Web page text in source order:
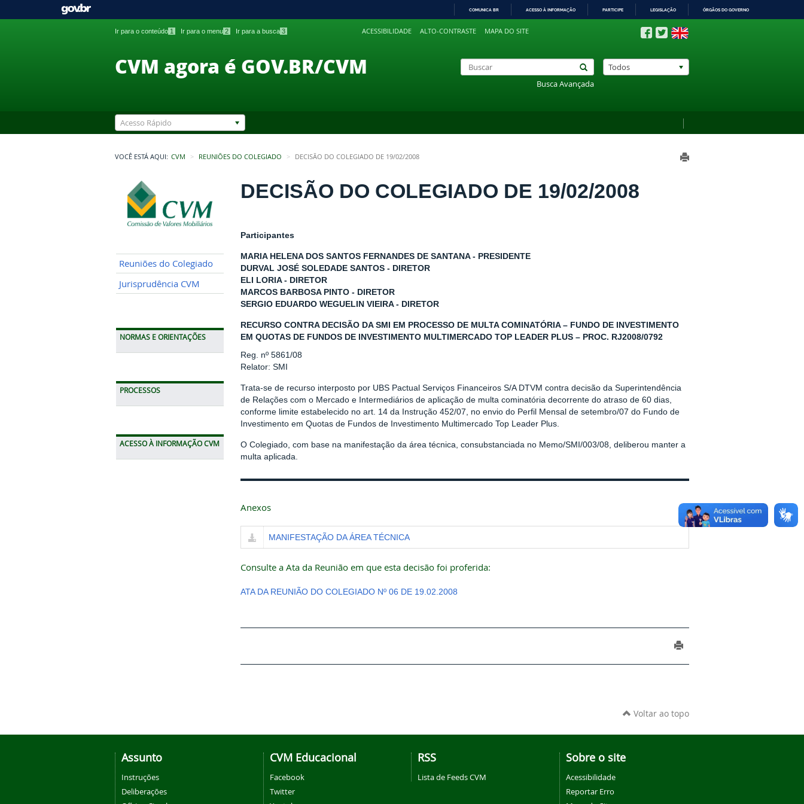
PARA
COMUNICA BR ACESSO À INFORMAÇÃO PARTICIPE LEGISLAÇÃO ÓRGÃOS DO GOVERNO
Ir para o conteúdo 1 Ir para o menu 2 Ir para a busca 3 ACESSIBILIDADE ALTO-CONTRASTE MAPA DO SITE
CVM agora é GOV.BR/CVM
Busca Avançada
Todos
Acesso Rápido
VOCÊ ESTÁ AQUI: CVM REUNIÕES DO COLEGIADO DECISÃO DO COLEGIADO DE 19/02/2008
Reuniões do Colegiado
Jurisprudência CVM
NORMAS E ORIENTAÇÕES
PROCESSOS
ACESSO À INFORMAÇÃO CVM
DECISÃO DO COLEGIADO DE 19/02/2008
Participantes
MARIA HELENA DOS SANTOS FERNANDES DE SANTANA - PRESIDENTE
DURVAL JOSÉ SOLEDADE SANTOS - DIRETOR
ELI LORIA - DIRETOR
MARCOS BARBOSA PINTO - DIRETOR
SERGIO EDUARDO WEGUELIN VIEIRA - DIRETOR
RECURSO CONTRA DECISÃO DA SMI EM PROCESSO DE MULTA COMINATÓRIA – FUNDO DE INVESTIMENTO
EM QUOTAS DE FUNDOS DE INVESTIMENTO MULTIMERCADO TOP LEADER PLUS – PROC. RJ2008/0792
Reg. nº 5861/08
Relator: SMI
Trata-se de recurso interposto por UBS Pactual Serviços Financeiros S/A DTVM contra decisão da Superintendência
de Relações com o Mercado e Intermediários de aplicação de multa cominatória decorrente do atraso de 60 dias,
conforme limite estabelecido no art. 14 da Instrução 452/07, no envio do Perfil Mensal de setembro/07 do Fundo de
Investimento em Quotas de Fundos de Investimento Multimercado Top Leader Plus.
O Colegiado, com base na manifestação da área técnica, consubstanciada no Memo/SMI/003/08, deliberou manter a
multa aplicada.
Anexos
MANIFESTAÇÃO DA ÁREA TÉCNICA
Consulte a Ata da Reunião em que esta decisão foi proferida:
ATA DA REUNIÃO DO COLEGIADO Nº 06 DE 19.02.2008
Voltar ao topo
Assunto
Instruções
Deliberações
CVM Educacional
Facebook
Twitter
RSS
Lista de Feeds CVM
Sobre o site
Acessibilidade
Reportar Erro